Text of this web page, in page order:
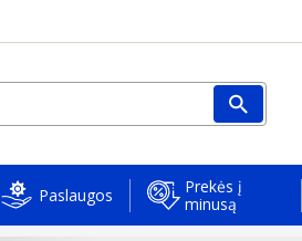
Paslaugos
Prekės į
minusą